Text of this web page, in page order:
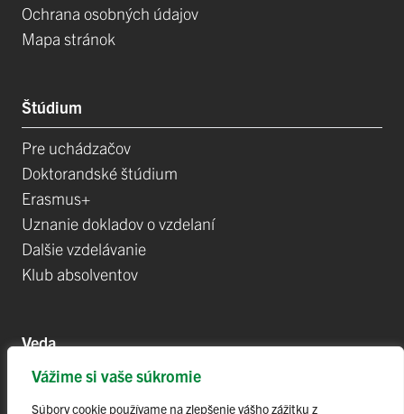
Vážime si vaše súkromie
Súbory cookie používame na zlepšenie vášho zážitku z
Ochrana osobných údajov
Mapa stránok
Štúdium
Pre uchádzačov
Doktorandské štúdium
Erasmus+
Uznanie dokladov o vzdelaní
Dalšie vzdelávanie
Klub absolventov
Veda
Postdoktorandské pozíce
Projekty